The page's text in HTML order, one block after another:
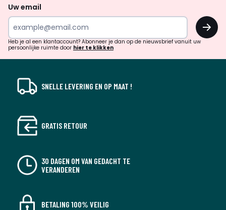
inspiratie
verrassingen?
Uw email
OK
Heb je al een klantaccount? Abonneer je dan op de nieuwsbrief vanuit uw
persoonlijke ruimte door hier te klikken
SNELLE LEVERING EN OP MAAT !
GRATIS RETOUR
30 DAGEN OM VAN GEDACHT TE
VERANDEREN
BETALING 100% VEILIG